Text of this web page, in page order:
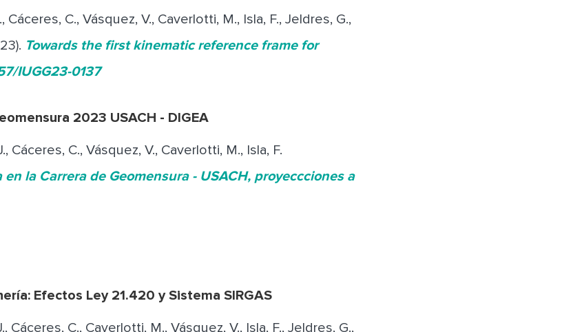
Cáceres, C., Vásquez, V., Caverlotti, M., Isla, F., Jeldres, G.,
Towards the first kinematic reference frame for
IUGG23-0137
2023 USACH - DIGEA
Cáceres, C., Vásquez, V., Caverlotti, M., Isla, F.
la Carrera de Geomensura - USACH, proyeccciones a
Efectos Ley 21.420 y Sistema SIRGAS
Cáceres, C., Caverlotti, M., Vásquez, V., Isla, F., Jeldres, G.,